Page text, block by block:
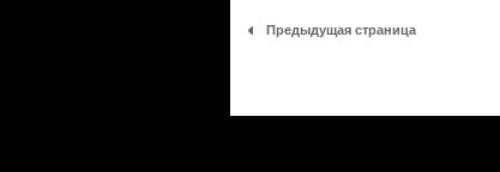
Предыдущая страница